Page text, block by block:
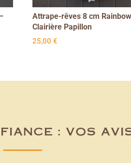
Attrape-rêves 8 cm
Clairière Papillon
25,00€
: vos